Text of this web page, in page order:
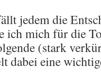
jedem die
ich mich für die
(stark
dabei eine